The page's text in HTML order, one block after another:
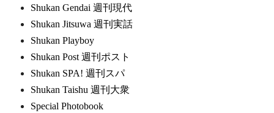
Shukan Gendai 週刊現代
Shukan Jitsuwa 週刊実話
Shukan Playboy
Shukan Post 週刊ポスト
Shukan SPA! 週刊スパ
Shukan Taishu 週刊大衆
Special Photobook